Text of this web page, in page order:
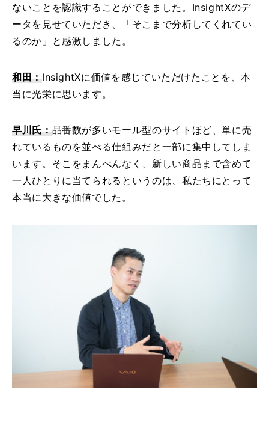
ないことを認識することができました。InsightXのデ
ータを見せていただき、「そこまで分析してくれてい
るのか」と感激しました。
和田：InsightXに価値を感じていただけたことを、本
当に光栄に思います。
早川氏：品番数が多いモール型のサイトほど、単に売
れているものを並べる仕組みだと一部に集中してしま
います。そこをまんべんなく、新しい商品まで含めて
一人ひとりに当てられるというのは、私たちにとって
本当に大きな価値でした。